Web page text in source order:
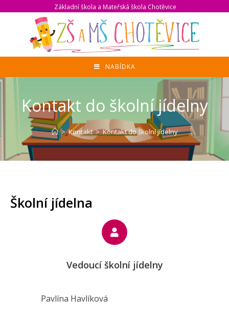
Základní škola a Mateřská škola Chotěvice
NABÍDKA
Kontakt do školní jídelny
> Kontakt > Kontakt do školní jídelny
Školní jídelna
Vedoucí školní jídelny
Pavlína Havlíková